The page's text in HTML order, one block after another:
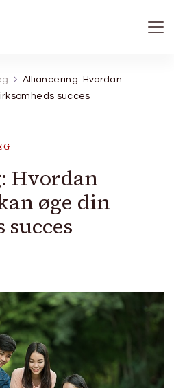
Alliancering: Hvordan
succes
Hvordan
øge din